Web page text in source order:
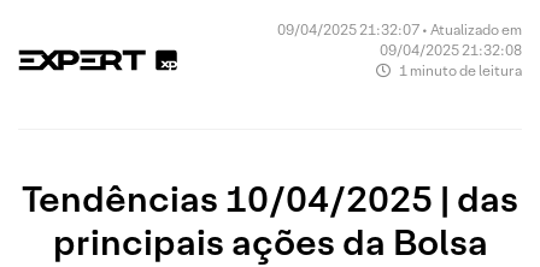
09/04/2025 21:32:07 • Atualizado em
09/04/2025 21:32:08
1 minuto de leitura
Tendências 10/04/2025 | das
principais ações da Bolsa